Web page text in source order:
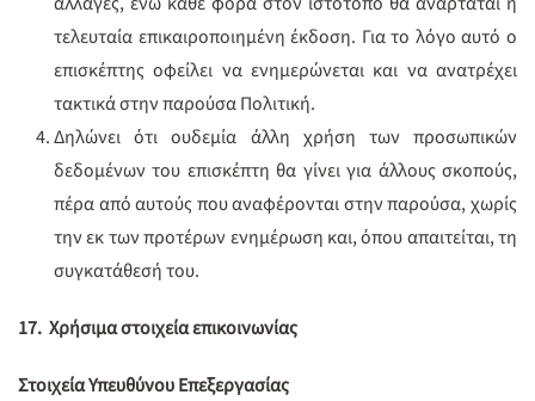
τελευταία επικαιροποιημένη έκδοση. Για το λόγο αυτό ο
επισκέπτης οφείλει να ενημερώνεται και να ανατρέχει
τακτικά στην παρούσα Πολιτική.
Δηλώνει ότι ουδεμία άλλη χρήση των προσωπικών
δεδομένων του επισκέπτη θα γίνει για άλλους σκοπούς,
πέρα από αυτούς που αναφέρονται στην παρούσα, χωρίς
την εκ των προτέρων ενημέρωση και, όπου απαιτείται, τη
συγκατάθεσή του.
17. Χρήσιμα στοιχεία επικοινωνίας
Στοιχεία Υπευθύνου Επεξεργασίας